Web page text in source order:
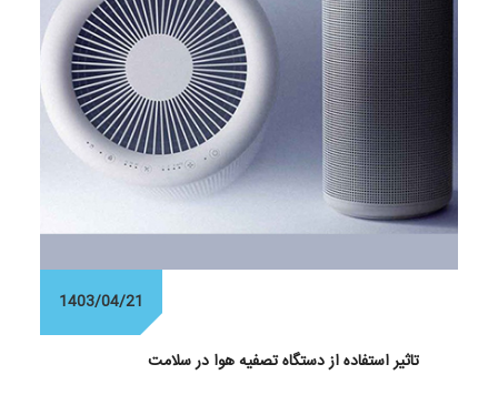
1403/04/21
تاثیر استفاده از دستگاه تصفیه هوا در سلامت